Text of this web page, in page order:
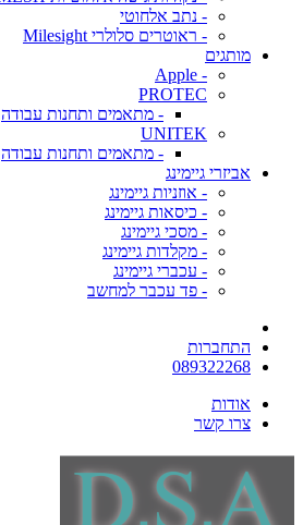
- נתב אלחוטי
- ראוטרים סלולרי Milesight
מותגים
- Apple
PROTEC
- מתאמים ותחנות עבודה
UNITEK
- מתאמים ותחנות עבודה
אביזרי גיימינג
- אוזניות גיימינג
- כיסאות גיימינג
- מסכי גיימינג
- מקלדות גיימינג
- עכברי גיימינג
- פד עכבר למחשב
התחברות
089322268
אודות
צרו קשר